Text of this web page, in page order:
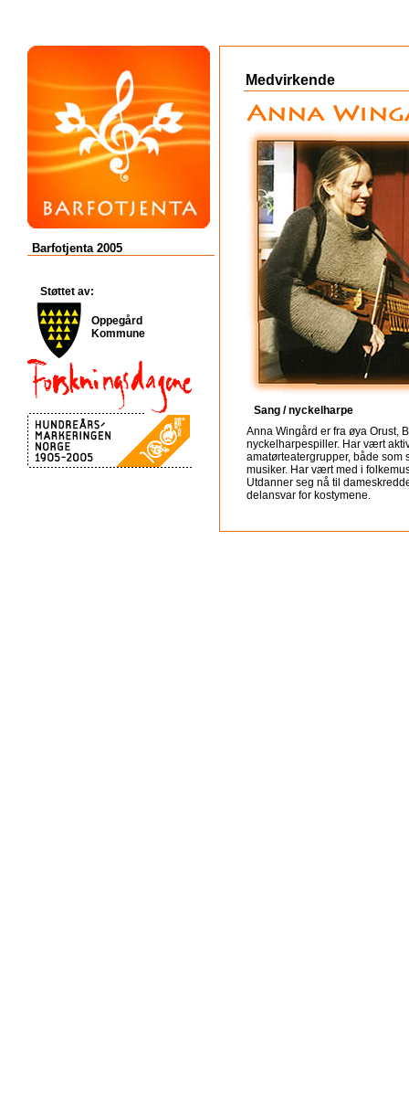
Barfotjenta 2005
Støttet av:
Oppegård
Kommune
Medvirkende
Sang / nyckelharpe
Anna Wingård er fra øya Orust,
nyckelharpespiller. Har vært
amatørteatergrupper, både som
musiker. Har vært med i
Utdanner seg nå til
delansvar for kostymene.